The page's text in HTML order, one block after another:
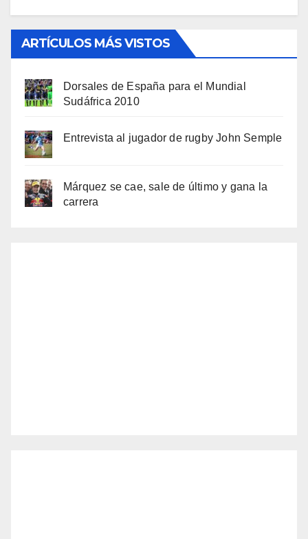
ARTÍCULOS MÁS VISTOS
Dorsales de España para el Mundial
Sudáfrica 2010
Entrevista al jugador de rugby John Semple
Márquez se cae, sale de último y gana la
carrera